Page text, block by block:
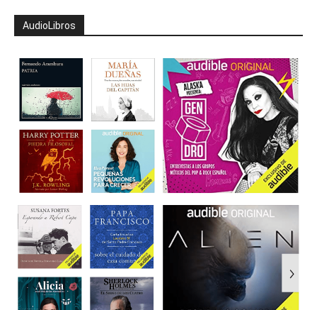
AudioLibros